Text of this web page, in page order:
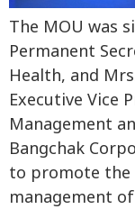
The MOU was
Permanent
Health, and
Executive Vice
Management
Bangchak
to promote
management